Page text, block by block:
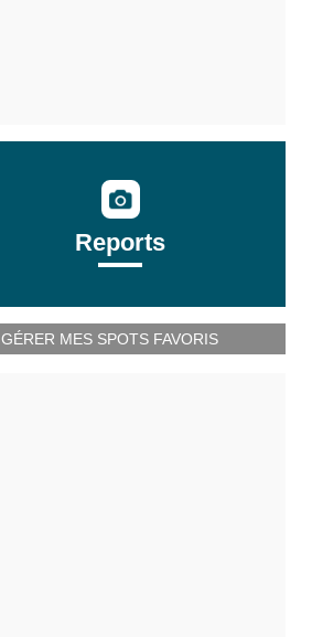
Reports
GÉRER MES SPOTS FAVORIS